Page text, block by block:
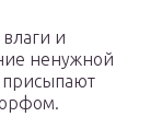
и
ненужной
присыпают